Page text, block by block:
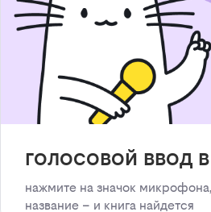
голосовой ввод
нажмите на значок
название – и книга найдется